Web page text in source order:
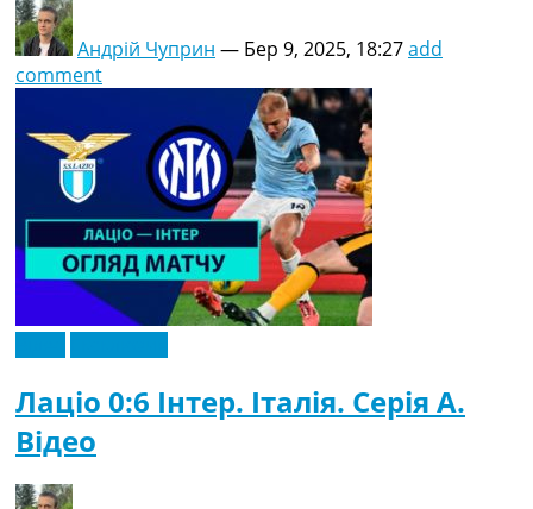
Андрій Чуприн — Бер 9, 2025, 18:27add
comment
Лаціо 0:6 Інтер. Італія. Серія A.
Відео